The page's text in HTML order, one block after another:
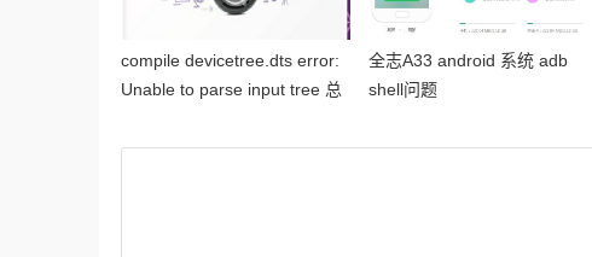
compile devicetree.dts error:
Unable to parse input tree 总
全志A33 android 系统 adb
shell问题